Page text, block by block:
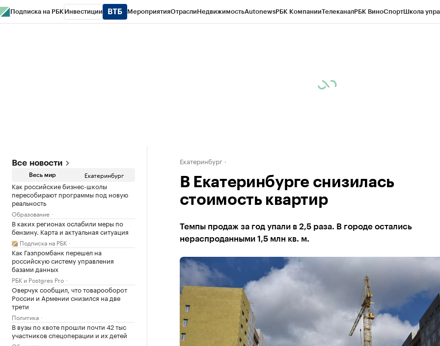
Подписка на РБК Инвестиции МероприятияОтраслиНедвижимостьAutonewsРБК КомпанииТелеканалРБК ВиноСпортШкола
Все новости
Весь мир Екатеринбург
Как российские бизнес-школы
пересобирают программы под новую
реальность
Образование
В каких регионах ослабили меры по
бензину. Карта и актуальная ситуация
Подписка на РБК
Как Газпромбанк перешел на
российскую систему управления
базами данных
РБК и Postgres Pro
Оверчук сообщил, что товарооборот
России и Армении снизился на две
трети
Политика
В вузы по квоте прошли почти 42 тыс
участников спецоперации и их детей
Екатеринбург
В Екатеринбурге снизилась
стоимость квартир
Темпы продаж за год упали в 2,5 раза. В городе остались
нераспроданными 1,5 млн кв. м.